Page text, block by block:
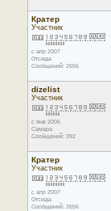
Кратер
Участник
с апр 2007
Отсюда
Сообщений: 2656
dizelist
Участник
с янв 2006
Самара
Сообщений: 392
Кратер
Участник
с апр 2007
Отсюда
Сообщений: 2656